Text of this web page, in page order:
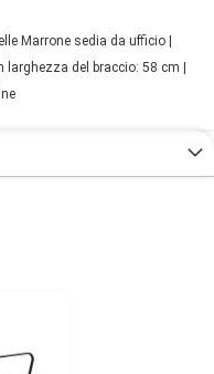
Marrone sedia da ufficio |
del braccio: 58 cm |